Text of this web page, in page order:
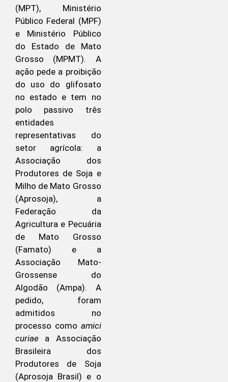
(MPT), Ministério
Público Federal (MPF)
e Ministério Público
do Estado de Mato
Grosso (MPMT). A
ação pede a proibição
do uso do glifosato
no estado e tem no
polo passivo três
entidades
representativas do
setor agrícola: a
Associação dos
Produtores de Soja e
Milho de Mato Grosso
(Aprosoja), a
Federação da
Agricultura e Pecuária
de Mato Grosso
(Famato) e a
Associação Mato-
Grossense do
Algodão (Ampa). A
pedido, foram
admitidos no
processo como amici
curiae a Associação
Brasileira dos
Produtores de Soja
(Aprosoja Brasil) e o